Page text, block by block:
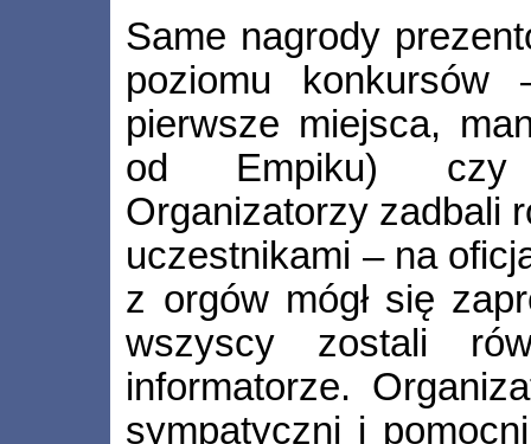
Same nagrody
poziomu
pierwsze miejsca,
od Empiku) czy
Organizatorzy zadbali
uczestnikami – na
z orgów mógł się
wszyscy zostali
informatorze.
sympatyczni i